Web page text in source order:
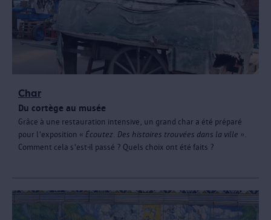
Char
Du cortège au musée
Grâce à une restauration intensive, un grand char a été préparé
pour l'exposition « Écoutez. Des histoires trouvées dans la ville ».
Comment cela s'est-il passé ? Quels choix ont été faits ?